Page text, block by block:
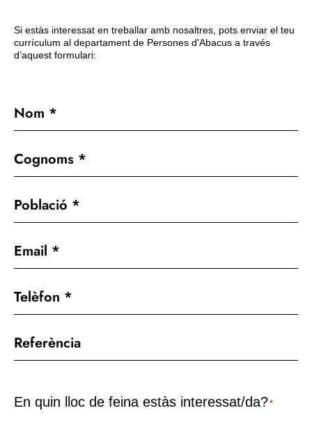
Si estàs interessat en treballar amb nosaltres, pots enviar el teu
currículum al departament de Persones d'Abacus a través
d’aquest formulari:
En quin lloc de feina estàs interessat/da?*